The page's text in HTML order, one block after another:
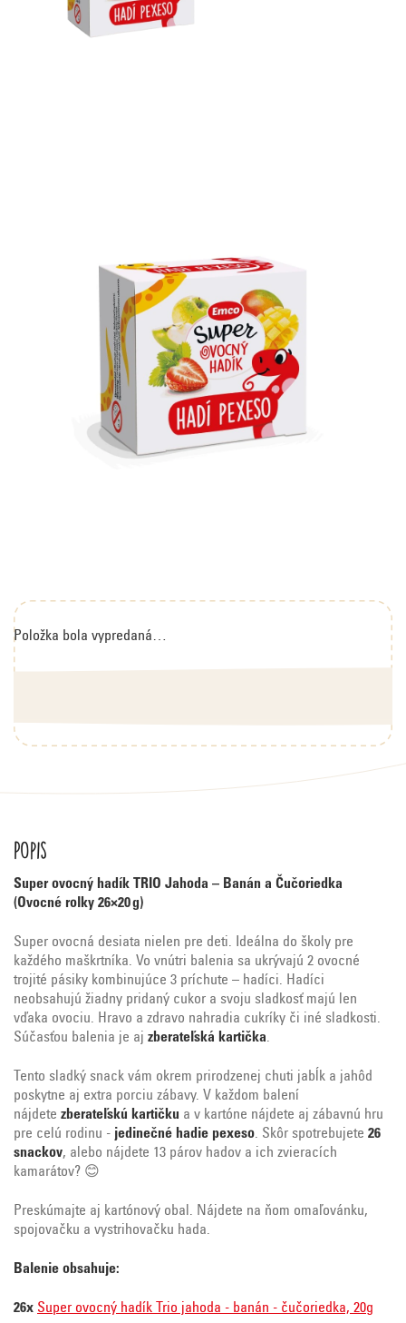
Položka bola vypredaná…
Popis
Super ovocný hadík TRIO Jahoda – Banán a Čučoriedka
(Ovocné rolky 26×20 g)
Super ovocná desiata nielen pre deti. Ideálna do školy pre
každého maškrtníka. Vo vnútri balenia sa ukrývajú 2 ovocné
trojité pásiky kombinujúce 3 príchute – hadíci. Hadíci
neobsahujú žiadny pridaný cukor a svoju sladkosť majú len
vďaka ovociu. Hravo a zdravo nahradia cukríky či iné sladkosti.
Súčasťou balenia je aj zberateľská kartička.
Tento sladký snack vám okrem prirodzenej chuti jabĺk a jahôd
poskytne aj extra porciu zábavy. V každom balení
nájdete zberateľskú kartičku a v kartóne nájdete aj zábavnú hru
pre celú rodinu - jedinečné hadie pexeso. Skôr spotrebujete 26
snackov, alebo nájdete 13 párov hadov a ich zvieracích
kamarátov? 😊
Preskúmajte aj kartónový obal. Nájdete na ňom omaľovánku,
spojovačku a vystrihovačku hada.
Balenie obsahuje:
26x Super ovocný hadík Trio jahoda - banán - čučoriedka, 20g